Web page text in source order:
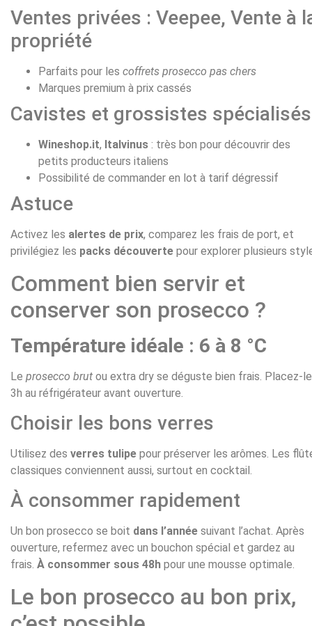
Ventes privées : Veepee, Vente à
propriété
Parfaits pour les coffrets prosecco pas chers
Marques premium à prix cassés
Cavistes et grossistes spécialisés
Wineshop.it, Italvinus : très bon pour découvrir des
petits producteurs italiens
Possibilité de commander en lot à tarif dégressif
Astuce
Activez les alertes de prix, comparez les frais de port, et
privilégiez les packs découverte pour explorer plusieurs
Comment bien servir et
conserver son prosecco ?
Température idéale : 6 à 8 °C
Le prosecco brut ou extra dry se déguste bien frais. Placez-le
3h au réfrigérateur avant ouverture.
Choisir les bons verres
Utilisez des verres tulipe pour préserver les arômes. Les
classiques conviennent aussi, surtout en cocktail.
À consommer rapidement
Un bon prosecco se boit dans l’année suivant l’achat. Après
ouverture, refermez avec un bouchon spécial et gardez au
frais. À consommer sous 48h pour une mousse optimale.
Le bon prosecco au bon prix,